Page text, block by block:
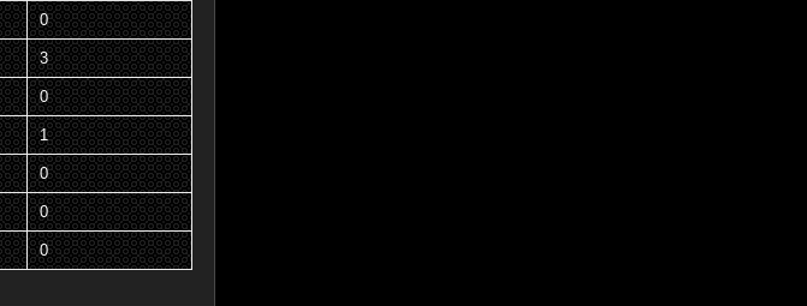
0
3
0
1
0
0
0